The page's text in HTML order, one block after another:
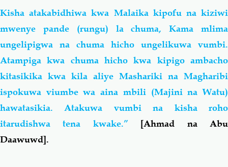
Kisha atakabidhiwa kwa Malaika kipofu na kiziwi
mwenye pande (rungu) la chuma, Kama mlima
ungelipigwa na chuma hicho ungelikuwa vumbi.
Atampiga kwa chuma hicho kwa kipigo ambacho
kitasikika kwa kila aliye Mashariki na Magharibi
ispokuwa viumbe wa aina mbili (Majini na Watu)
hawatasikia. Atakuwa vumbi na kisha roho
itarudishwa tena kwake.” [Ahmad na Abu
Daawuwd].